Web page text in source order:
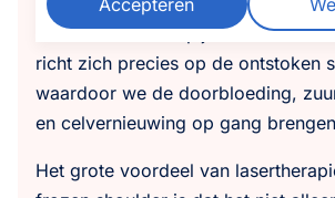
versnellenen de pijn direct te
richt zich precies op de ontstoken
waardoor we de doorbloeding,
en celvernieuwing op gang
Het grote voordeel van